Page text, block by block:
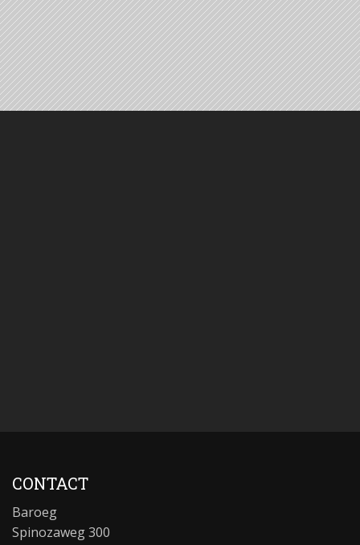
CONTACT
Baroeg
Spinozaweg 300